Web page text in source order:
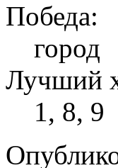
Победа:
город
Лучший
1, 8, 9